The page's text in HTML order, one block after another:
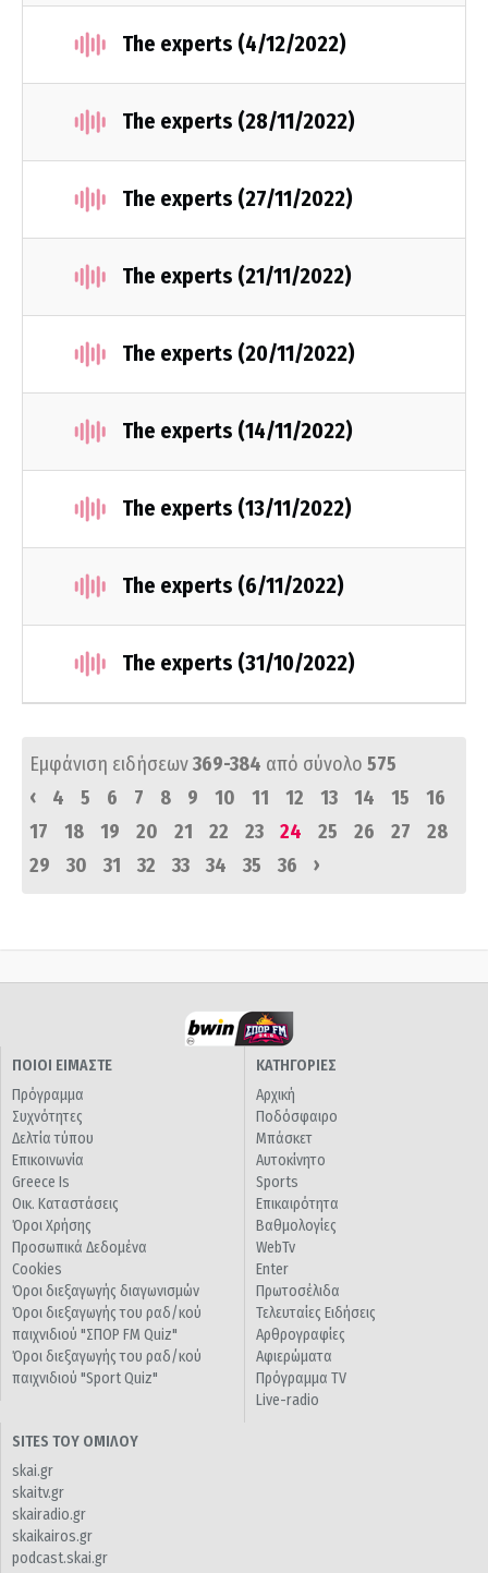
The experts (4/12/2022)
The experts (28/11/2022)
The experts (27/11/2022)
The experts (21/11/2022)
The experts (20/11/2022)
The experts (14/11/2022)
The experts (13/11/2022)
The experts (6/11/2022)
The experts (31/10/2022)
Εμφάνιση ειδήσεων369-384 από σύνολο 575
‹
4 5 6 7 8 9 10 11 12 13 14 15
16
17
18 19 20 21 22 23 24 25 26 27
28
29
30 31 32 33 34 35 36 ›
ΠΟΙΟΙ ΕΙΜΑΣΤΕ
Πρόγραμμα
Συχνότητες
Δελτία τύπου
Επικοινωνία
Greece Is
Οικ. Καταστάσεις
Όροι Χρήσης
Προσωπικά Δεδομένα
Cookies
Όροι διεξαγωγής διαγωνισμών
Όροι διεξαγωγής του ραδ/κού
παιχνιδιού "ΣΠΟΡ FM Quiz"
Όροι διεξαγωγής του ραδ/κού
παιχνιδιού "Sport Quiz"
ΚΑΤΗΓΟΡΙΕΣ
Αρχική
Ποδόσφαιρο
Μπάσκετ
Αυτοκίνητο
Sports
Επικαιρότητα
Βαθμολογίες
WebTv
Enter
Πρωτοσέλιδα
Τελευταίες Ειδήσεις
Αρθρογραφίες
Αφιερώματα
Πρόγραμμα TV
Live-radio
SITES ΤΟΥ ΟΜΙΛΟΥ
skai.gr
skaitv.gr
skairadio.gr
skaikairos.gr
podcast.skai.gr